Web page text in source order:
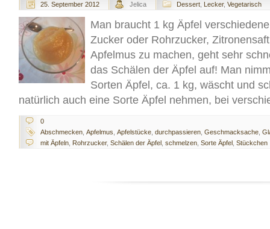
25. September 2012 Jelica Dessert Lecker, Vegetarisch
Man braucht 1 kg Äpfel
Zucker oder Rohrzucker,
Apfelmus zu machen, geht sehr
das Schälen der Äpfel auf! Man
Sorten Äpfel, ca. 1 kg, wäscht und
natürlich auch eine Sorte Äpfel nehmen, bei
0
Abschmecken Apfelmus Apfelstücke durchpassieren Geschmacksache
mit Äpfeln Rohrzucker, Schälen der Äpfel schmelzen Sorte Äpfel Stückchen